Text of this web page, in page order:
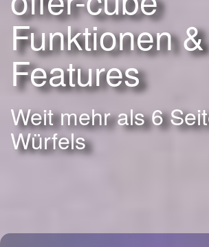
Funktionen &
Features
Weit mehr als 6
Würfels